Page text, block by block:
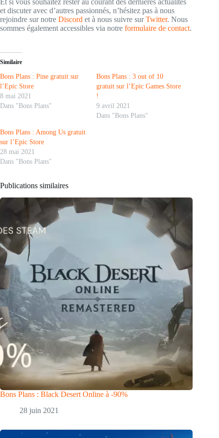
Et si vous souhaitez rester au courant des dernières actualités
et discuter avec d’autres passionnés, n’hésitez pas à nous
rejoindre sur notre Discord et à nous suivre surTwitter. Nous
sommes également accessibles via notre formulaire de contact.
Similaire
Bons Plans : Pine gratuit sur
l’Epic Store
8 mai 2021
Dans "Bons Plans"
Bons Plans : 3 out of 10
gratuit sur l’Epic Games Store
!
9 avril 2021
Dans "Bons Plans"
Bons Plans : Among Us gratuit
sur l’Epic Store
28 mai 2021
Dans "Bons Plans"
Publications similaires
Bons Plans : Black Desert Online à -90%
28 juin 2021